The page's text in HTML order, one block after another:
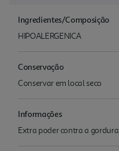
Ingredientes/Composição
HIPOALERGENICA
Conservação
Conservar em local seco
Informações
Extra poder contra a gordura